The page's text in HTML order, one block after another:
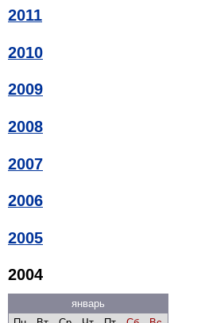
2011
2010
2009
2008
2007
2006
2005
2004
январь